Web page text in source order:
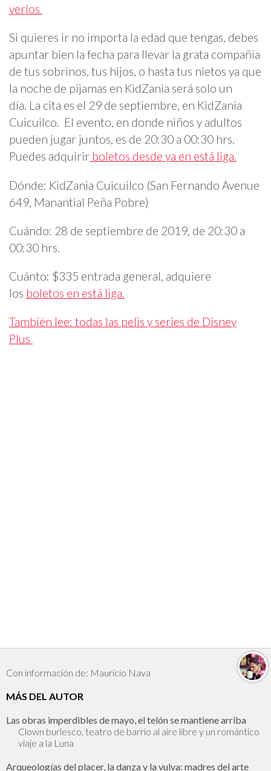
verlos
Si quieres ir no importa la edad que tengas, debes
apuntar bien la fecha para llevar la grata compañía
de tus sobrinos, tus hijos, o hasta tus nietos ya que
la noche de pijamas en KidZania será solo un
día. La cita es el 29 de septiembre, en KidZania
Cuicuilco. El evento, en donde niños y adultos
pueden jugar juntos, es de 20:30 a 00:30 hrs.
Puedes adquirir boletos desde ya en está liga.
Dónde: KidZania Cuicuilco (San Fernando Avenue
649, Manantial Peña Pobre)
Cuándo: 28 de septiembre de 2019, de 20:30 a
00:30 hrs.
Cuánto: $335 entrada general, adquiere
los boletos en está liga.
También lee: todas las pelis y series de Disney
Plus
Con información de: Mauricio Nava
MÁS DEL AUTOR
Las obras imperdibles de mayo, el telón se mantiene arriba
Clown burlesco, teatro de barrio al aire libre y un romántico
viaje a la Luna
Arqueologías del placer, la danza y la vulva: madres del arte